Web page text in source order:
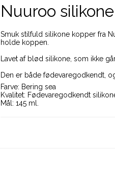
Nuuroo
Smuk stilfuld silikone kopper fra
holde koppen.
Lavet af blød silikone, som ikke
Den er både fødevaregodkendt,
Farve: Bering sea
Kvalitet: Fødevaregodkendt
Mål: 145 ml.